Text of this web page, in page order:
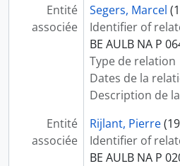
Entité
associée
Segers, Marcel
Identifier of
BE AULB NA P
Type de relation
Dates de la
Description de
Entité
associée
Rijlant, Pierre
Identifier of
BE AULB NA P